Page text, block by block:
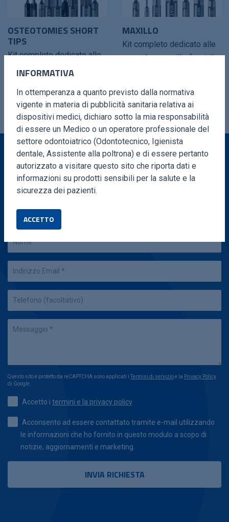
OSTEOTOMIES SHORT
TIPS
Kit completo dedicato alle
osteotomie ad alta
MAXILLO
Kit completo dedicato alle
procedure maxillo-facciali.
VUOI MAGGIORI INFORMAZIONI?
Compila il form e ti ricontatteremo in brevissimo
tempo
Questo sito è protetto da reCAPTCHA sono applicati i Termini di servizioe la Privacy Policy
di Google.
Accetto i termini e la privacy policy
Acconsento ad essere contattato tramite e-mail utilizzando
le informazioni che ho fornito in questo modulo a scopo di
notizie, aggiornamenti e marketing.
INFORMATIVA
In ottemperanza a quanto previsto dalla normativa
vigente in materia di pubblicità sanitaria relativa ai
dispositivi medici, dichiaro sotto la mia responsabilità
di essere un Medico o un operatore professionale del
settore odontoiatrico (Odontotecnico, Igienista
dentale, Assistente alla poltrona) e di essere pertanto
autorizzato a visitare questo sito che riporta dati e
informazioni su prodotti sensibili per la salute e la
sicurezza dei pazienti.
ACCETTO